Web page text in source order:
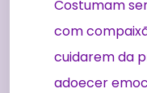
Costumam
com
cuidarem da
adoecer